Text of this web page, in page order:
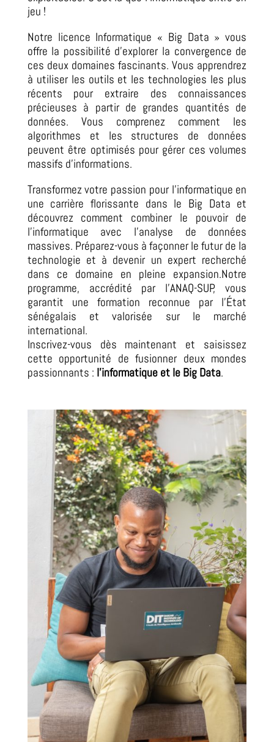
jeu !
Notre licence Informatique « Big Data » vous
offre la possibilité d’explorer la convergence de
ces deux domaines fascinants.Vous apprendrez
à utiliser les outils et les technologies les plus
récents pour extraire des connaissances
précieuses à partir de grandes quantités de
données. Vous comprenez comment les
algorithmes et les structures de données
peuvent être optimisés pour gérer ces volumes
massifs d’informations.
Transformez votre passion pour l’informatique en
une carrière florissante dans le Big Data et
découvrez comment combiner le pouvoir de
l’informatique avec l’analyse de données
massives. Préparez-vous à façonner le futur de la
technologie et à devenir un expert recherché
dans ce domaine en pleine expansion.Notre
programme, accrédité par l’ANAQ-SUP, vous
garantit une formation reconnue par l’État
sénégalais et valorisée sur le marché
international.
Inscrivez-vous dès maintenant et saisissez
cette opportunité de fusionner deux mondes
passionnants : l’informatique et le Big Data.